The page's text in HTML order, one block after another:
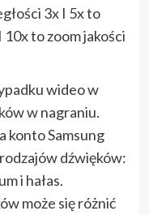
3x I 5x to
to zoom jakości
wideo w
w nagraniu.
konto Samsung
dźwięków:
i hałas.
może się różnić